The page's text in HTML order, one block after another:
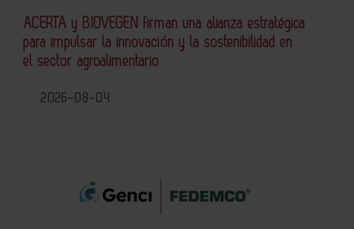
ACERTA y BIOVEGEN firman una alianza estratégica
para impulsar la innovación y la sostenibilidad en
el sector agroalimentario
2026-08-04